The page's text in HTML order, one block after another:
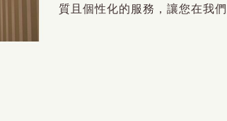
質且個性化的服務，讓您在我